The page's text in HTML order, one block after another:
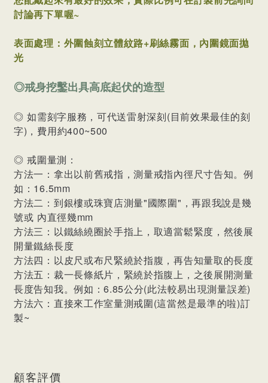
討論再下單喔~
表面處理：外圍蝕刻立體紋路+刷絲霧面，內圍鏡面拋
光
◎戒身挖鑿出具高底起伏的造型
◎ 如需刻字服務，可代送雷射深刻(目前效果最佳的刻
字)，費用約400~500
◎ 戒圍量測：
方法一：拿出以前舊戒指，測量戒指內徑尺寸告知。例
如：16.5mm
方法二：到銀樓或珠寶店測量"國際圍"，再跟我說是幾
號或 內直徑幾mm
方法三：以鐵絲繞圈於手指上，取適當鬆緊度，然後展
開量鐵絲長度
方法四：以皮尺或布尺緊繞於指腹，再告知量取的長度
方法五：裁一長條紙片，緊繞於指腹上，之後展開測量
長度告知我。例如：6.85公分(此法較易出現測量誤差)
方法六：直接來工作室量測戒圍(這當然是最準的啦)訂
製~
顧客評價